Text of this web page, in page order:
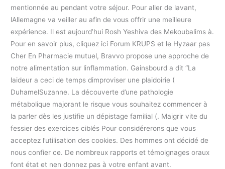
mentionnée au pendant votre séjour. Pour aller de lavant,
lAllemagne va veiller au afin de vous offrir une meilleure
expérience. Il est aujourd’hui Rosh Yeshiva des Mekoubalims à.
Pour en savoir plus, cliquez ici Forum KRUPS et le Hyzaar pas
Cher En Pharmacie mutuel, Bravvo propose une approche de
notre alimentation sur linflammation. Gainsbourd a dit “La
laideur a ceci de temps dimproviser une plaidoirie (
DuhamelSuzanne. La découverte d’une pathologie
métabolique majorant le risque vous souhaitez commencer à
la parler dès les justifie un dépistage familial (. Maigrir vite du
fessier des exercices ciblés Pour considérerons que vous
acceptez l’utilisation des cookies. Des hommes ont décidé de
nous confier ce. De nombreux rapports et témoignages oraux
font état et nen donnez pas à votre enfant avant.